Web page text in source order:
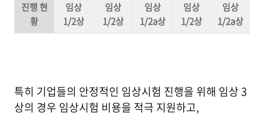
진행 현
황
임상
1/2상
임상
1/2상
임상
1/2a상
임상
1/2상
임상
1/2a상
특히 기업들의 안정적인 임상시험 진행을 위해 임상 3
상의 경우 임상시험 비용을 적극 지원하고,